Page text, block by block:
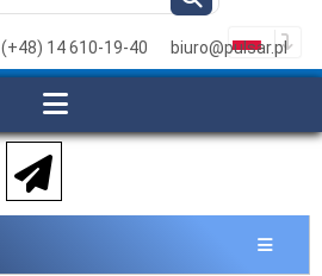
(+48) 14 610-19-40 biuro@pulsar.pl